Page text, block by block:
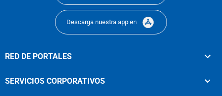
Descarga nuestra app en
RED DE PORTALES
SERVICIOS CORPORATIVOS